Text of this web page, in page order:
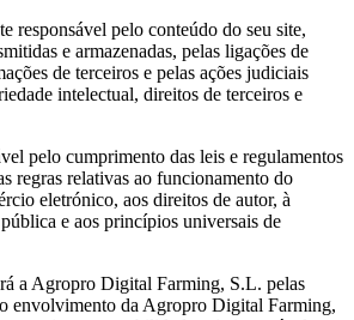
responsável pelo conteúdo do seu site,
e armazenadas, pelas ligações de
de terceiros e pelas ações judiciais
intelectual, direitos de terceiros e
pelo cumprimento das leis e regulamentos
regras relativas ao funcionamento do
eletrónico, aos direitos de autor, à
e aos princípios universais de
a Agropro Digital Farming, S.L. pelas
envolvimento da Agropro Digital Farming,